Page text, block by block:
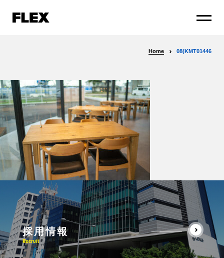
Home 08(KMT01446
採用情報
Recruit